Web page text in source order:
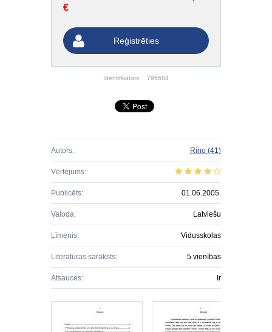
€
Reģistrēties
Identifikators: 795684
Autors: Rino (41)
Vērtējums:
Publicēts: 01.06.2005.
Valoda: Latviešu
Līmenis: Vidusskolas
Literatūras saraksts: 5 vienības
Atsauces: Ir